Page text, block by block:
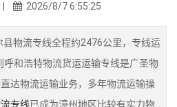
| 2026/8/7 6:55:25
物流专线全程约2476公里，专线运
和浩特物流货运运输专线是广圣物
达物流运输业务，多年物流运输操
专线已成为漳州地区比较有实力物